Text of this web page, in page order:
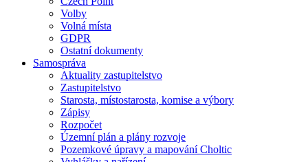
Volby
Volná místa
GDPR
Ostatní dokumenty
Samospráva
Aktuality zastupitelstvo
Zastupitelstvo
Starosta, místostarosta, komise a výbory
Zápisy
Rozpočet
Územní plán a plány rozvoje
Pozemkové úpravy a mapování Choltic